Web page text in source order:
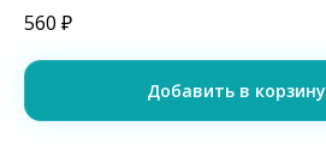
560 ₽
Добавить в корзину